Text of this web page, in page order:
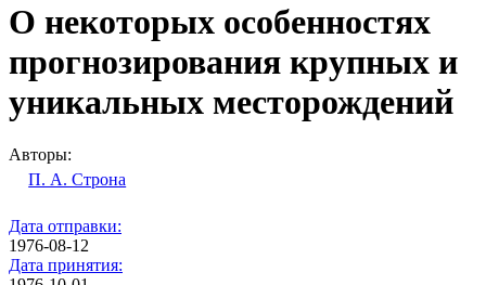
О некоторых особенностях
прогнозирования крупных и
уникальных месторождений
Авторы:
П. А. Строна
Дата отправки:
1976-08-12
Дата принятия: